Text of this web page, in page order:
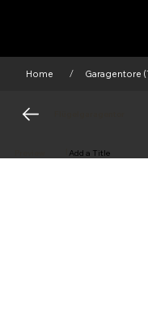
Add a Title
Home / Garagentore